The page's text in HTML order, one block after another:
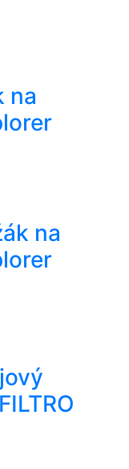
na
na